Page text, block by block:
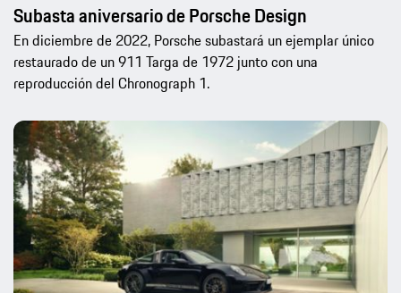
Subasta aniversario de Porsche Design
En diciembre de 2022, Porsche subastará un ejemplar único
restaurado de un 911 Targa de 1972 junto con una
reproducción del Chronograph 1.